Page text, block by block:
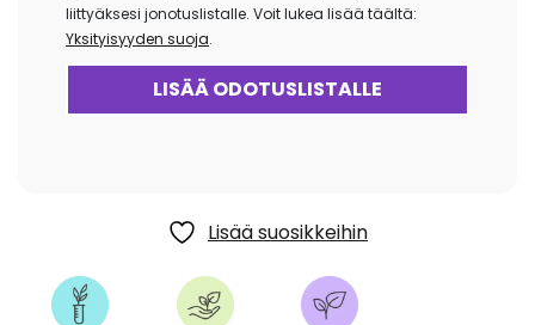
liittyäksesi jonotuslistalle. Voit lukea lisää täältä:
Yksityisyyden suoja.
Lisää suosikkeihin